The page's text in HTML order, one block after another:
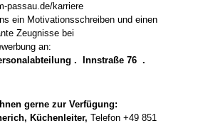
passau.de/karriere
ein Motivationsschreiben und einen
Zeugnisse bei
an:
. Innstraße 76 .
gerne zur Verfügung:
Küchenleiter, Telefon +49 851